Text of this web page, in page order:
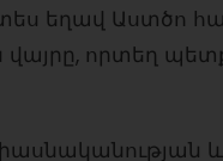
եղավ Աստծո
վայրը, որտեղ